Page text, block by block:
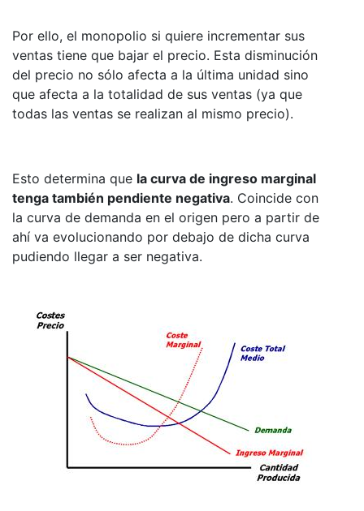
Por ello, el monopolio si quiere incrementar sus
ventas tiene que bajar el precio. Esta disminución
del precio no sólo afecta a la última unidad sino
que afecta a la totalidad de sus ventas (ya que
todas las ventas se realizan al mismo precio).
Esto determina que la curva de ingreso marginal
tenga también pendiente negativa. Coincide con
la curva de demanda en el origen pero a partir de
ahí va evolucionando por debajo de dicha curva
pudiendo llegar a ser negativa.